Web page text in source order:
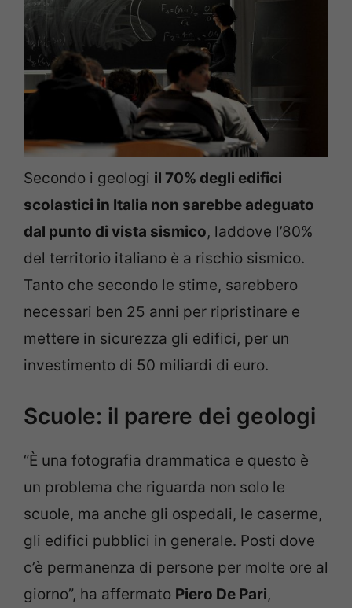
Secondo i geologi il 70% degli edifici
scolastici in Italia non sarebbe adeguato
dal punto di vista sismico, laddove l’80%
del territorio italiano è a rischio sismico.
Tanto che secondo le stime, sarebbero
necessari ben 25 anni per ripristinare e
mettere in sicurezza gli edifici, per un
investimento di 50 miliardi di euro.
Scuole: il parere dei geologi
“È una fotografia drammatica e questo è
un problema che riguarda non solo le
scuole, ma anche gli ospedali, le caserme,
gli edifici pubblici in generale. Posti dove
c’è permanenza di persone per molte ore al
giorno”, ha affermato Piero De Pari,